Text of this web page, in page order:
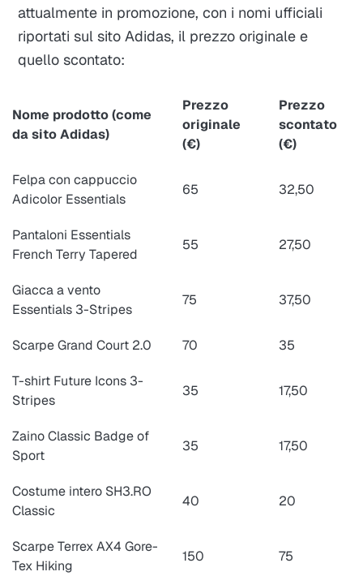
attualmente in promozione, con i nomi ufficiali
riportati sul sito Adidas, il prezzo originale e
quello scontato:
Nome prodotto (come
da sito Adidas)
Prezzo
originale
(€)
Prezzo
scontato
(€)
Felpa con cappuccio
Adicolor Essentials
65 32,50
Pantaloni Essentials
French Terry Tapered
55 27,50
Giacca a vento
Essentials 3-Stripes
75 37,50
Scarpe Grand Court 2.0 70 35
T-shirt Future Icons 3-
Stripes
35 17,50
Zaino Classic Badge of
Sport
35 17,50
Costume intero SH3.RO
Classic
40 20
Scarpe Terrex AX4 Gore-
Tex Hiking
150 75